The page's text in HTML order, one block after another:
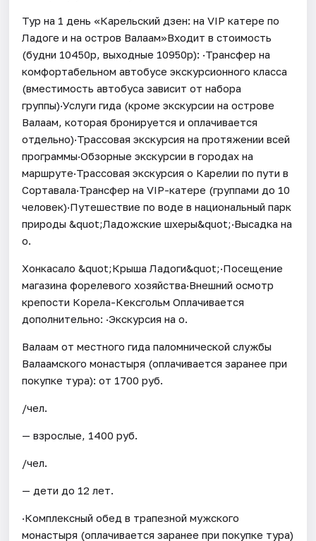
Тур на 1 день «Карельский дзен: на VIP катере по
Ладоге и на остров Валаам»Входит в стоимость
(будни 10450р, выходные 10950р): ·Трансфер на
комфортабельном автобусе экскурсионного класса
(вместимость автобуса зависит от набора
группы)·Услуги гида (кроме экскурсии на острове
Валаам, которая бронируется и оплачивается
отдельно)·Трассовая экскурсия на протяжении всей
программы·Обзорные экскурсии в городах на
маршруте·Трассовая экскурсия о Карелии по пути в
Сортавала·Трансфер на VIP-катере (группами до 10
человек)·Путешествие по воде в национальный парк
природы &quot;Ладожские шхеры&quot;·Высадка на
о.
Хонкасало &quot;Крыша Ладоги&quot;·Посещение
магазина форелевого хозяйства·Внешний осмотр
крепости Корела-Кексгольм Оплачивается
дополнительно: ·Экскурсия на о.
Валаам от местного гида паломнической службы
Валаамского монастыря (оплачивается заранее при
покупке тура): от 1700 руб.
/чел.
— взрослые, 1400 руб.
/чел.
— дети до 12 лет.
·Комплексный обед в трапезной мужского
монастыря (оплачивается заранее при покупке тура)